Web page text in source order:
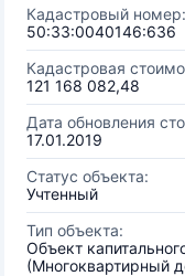
Кадастровый номер:
50:33:0040146:636
Кадастровая
121 168 082,48
Дата обновления
17.01.2019
Статус объекта:
Учтенный
Тип объекта:
Объект
(Многоквартирный